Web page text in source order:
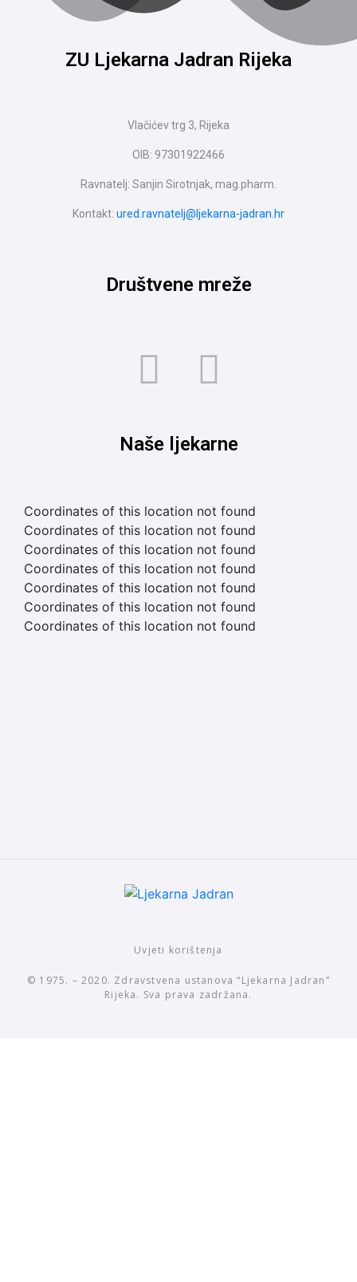
ZU Ljekarna Jadran Rijeka
Vlačićev trg 3, Rijeka
OIB: 97301922466
Ravnatelj: Sanjin Sirotnjak, mag.pharm.
Kontakt: ured.ravnatelj@ljekarna-jadran.hr
Društvene mreže
Naše ljekarne
Coordinates of this location not found
Coordinates of this location not found
Coordinates of this location not found
Coordinates of this location not found
Coordinates of this location not found
Coordinates of this location not found
Coordinates of this location not found
Uvjeti korištenja
© 1975. – 2020. Zdravstvena ustanova “Ljekarna Jadran”
Rijeka. Sva prava zadržana.